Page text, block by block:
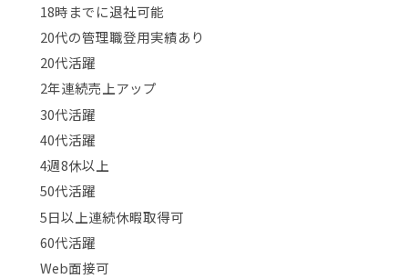
18時までに退社可能
20代の管理職登用実績あり
20代活躍
2年連続売上アップ
30代活躍
40代活躍
4週8休以上
50代活躍
5日以上連続休暇取得可
60代活躍
Web面接可